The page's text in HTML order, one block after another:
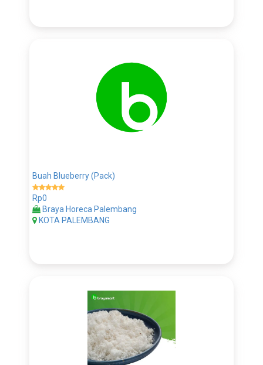
Buah Blueberry (Pack)
Rp0
Braya Horeca Palembang
KOTA PALEMBANG